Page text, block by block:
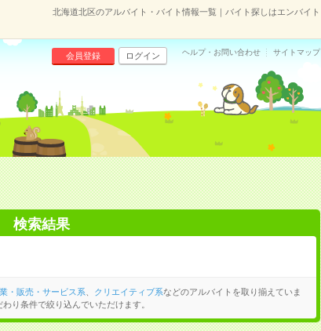
北海道北区のアルバイト・バイト情報一覧｜バイト探しはエンバイト
会員登録 ログイン ヘルプ・お問い合わせ サイトマップ
検索結果
・販売・サービス系 クリエイティブ系などのアルバイトを取り揃えていま
り条件で絞り込んでいただけます。